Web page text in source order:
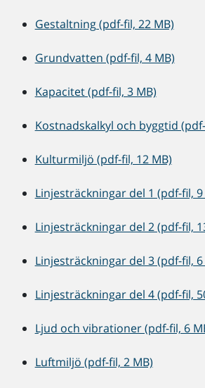
Gestaltning (pdf-fil, 22 MB)
Grundvatten (pdf-fil, 4 MB)
Kapacitet (pdf-fil, 3 MB)
Kostnadskalkyl och byggtid
Kulturmiljö (pdf-fil, 12 MB)
Linjesträckningar del 1 (pdf-fil, 9
Linjesträckningar del 2 (pdf-fil,
Linjesträckningar del 3 (pdf-fil, 6
Linjesträckningar del 4 (pdf-fil,
Ljud och vibrationer (pdf-fil, 6
Luftmiljö (pdf-fil, 2 MB)